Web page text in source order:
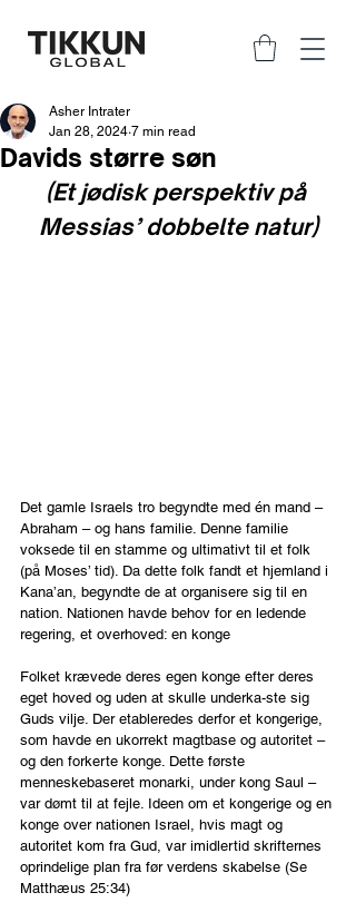
Davids større søn
Asher Intrater
Jan 28, 2024 7 min read
(Et jødisk perspektiv på
Messias’ dobbelte natur)
Det gamle Israels tro begyndte med én mand –
Abraham – og hans familie. Denne familie
voksede til en stamme og ultimativt til et folk
(på Moses’ tid). Da dette folk fandt et hjemland i
Kana’an, begyndte de at organisere sig til en
nation. Nationen havde behov for en ledende
regering, et overhoved: en konge
Folket krævede deres egen konge efter deres
eget hoved og uden at skulle underka-ste sig
Guds vilje. Der etableredes derfor et kongerige,
som havde en ukorrekt magtbase og autoritet –
og den forkerte konge. Dette første
menneskebaseret monarki, under kong Saul –
var dømt til at fejle. Ideen om et kongerige og en
konge over nationen Israel, hvis magt og
autoritet kom fra Gud, var imidlertid skrifternes
oprindelige plan fra før verdens skabelse (Se
Matthæus 25:34)